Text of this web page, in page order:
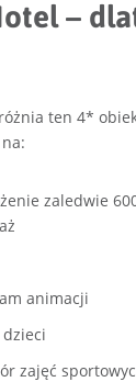
–
ten 4*
zaledwie
animacji
zajęć